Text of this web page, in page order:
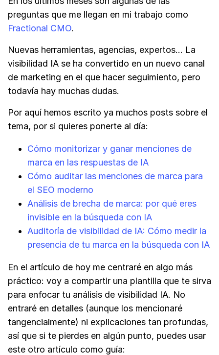
preguntas que me llegan en mi trabajo como
Fractional CMO.
Nuevas herramientas, agencias, expertos… La
visibilidad IA se ha convertido en un nuevo canal
de marketing en el que hacer seguimiento, pero
todavía hay muchas dudas.
Por aquí hemos escrito ya muchos posts sobre el
tema, por si quieres ponerte al día:
Cómo monitorizar y ganar menciones de
marca en las respuestas de IA
Cómo auditar las menciones de marca para
el SEO moderno
Análisis de brecha de marca: por qué eres
invisible en la búsqueda con IA
Auditoría de visibilidad de IA: Cómo medir la
presencia de tu marca en la búsqueda con IA
En el artículo de hoy me centraré en algo más
práctico: voy a compartir una plantilla que te sirva
para enfocar tu análisis de visibilidad IA. No
entraré en detalles (aunque los mencionaré
tangencialmente) ni explicaciones tan profundas,
así que si te pierdes en algún punto, puedes usar
este otro artículo como guía: